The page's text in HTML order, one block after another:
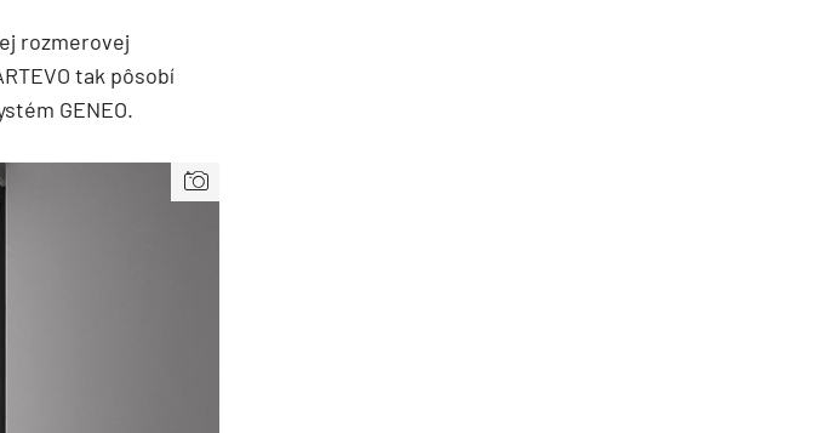
rozmerovej
tak pôsobí
GENEO.